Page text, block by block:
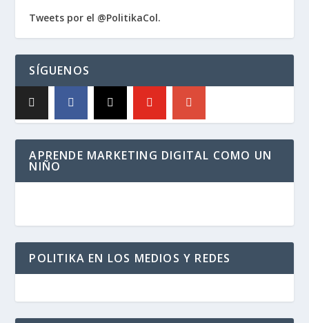
Tweets por el @PolitikaCol.
SÍGUENOS
APRENDE MARKETING DIGITAL COMO UN
NIÑO
POLITIKA EN LOS MEDIOS Y REDES